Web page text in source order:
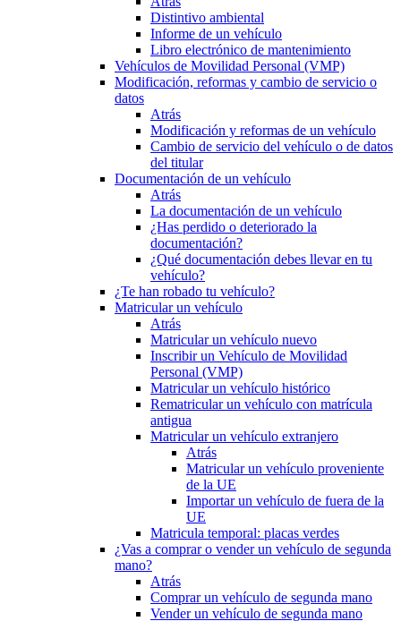
Distintivo ambiental
Informe de un vehículo
Libro electrónico de mantenimiento
Vehículos de Movilidad Personal (VMP)
Modificación, reformas y cambio de servicio o
datos
Atrás
Modificación y reformas de un vehículo
Cambio de servicio del vehículo o de datos
del titular
Documentación de un vehículo
Atrás
La documentación de un vehículo
¿Has perdido o deteriorado la
documentación?
¿Qué documentación debes llevar en tu
vehículo?
¿Te han robado tu vehículo?
Matricular un vehículo
Atrás
Matricular un vehículo nuevo
Inscribir un Vehículo de Movilidad
Personal (VMP)
Matricular un vehículo histórico
Rematricular un vehículo con matrícula
antigua
Matricular un vehículo extranjero
Atrás
Matricular un vehículo proveniente
de la UE
Importar un vehículo de fuera de la
UE
Matricula temporal: placas verdes
¿Vas a comprar o vender un vehículo de segunda
mano?
Atrás
Comprar un vehículo de segunda mano
Vender un vehículo de segunda mano